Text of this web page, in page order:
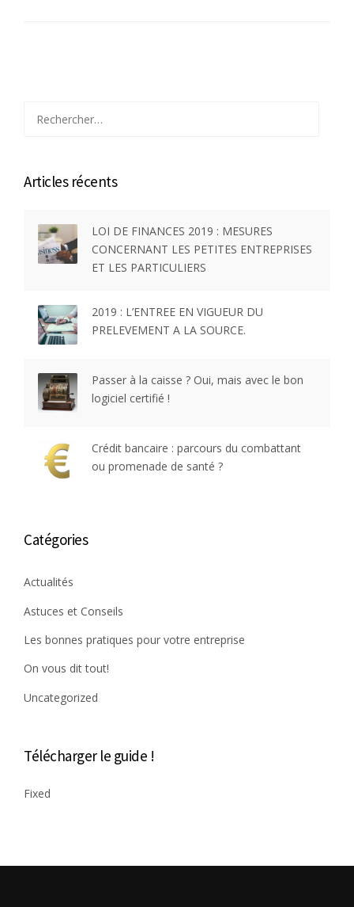
Articles récents
LOI DE FINANCES 2019 : MESURES
CONCERNANT LES PETITES ENTREPRISES
ET LES PARTICULIERS
2019 : L’ENTREE EN VIGUEUR DU
PRELEVEMENT A LA SOURCE.
Passer à la caisse ? Oui, mais avec le bon
logiciel certifié !
Crédit bancaire : parcours du combattant
ou promenade de santé ?
Catégories
Actualités
Astuces et Conseils
Les bonnes pratiques pour votre entreprise
On vous dit tout!
Uncategorized
Télécharger le guide !
Fixed